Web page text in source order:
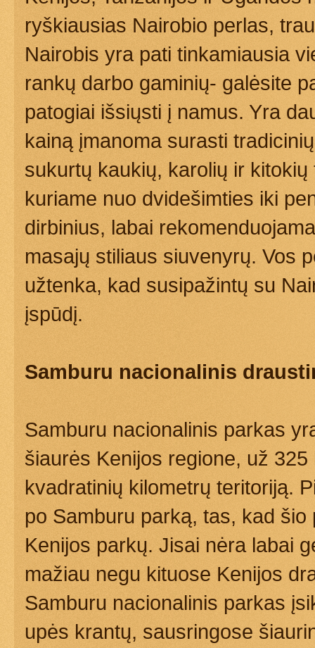
ryškiausias Nairobio perlas,
Nairobis yra pati tinkamiausia
rankų darbo gaminių- galėsite
patogiai išsiųsti į namus. Yra
kainą įmanoma surasti
sukurtų kaukių, karolių ir
kuriame nuo dvidešimties iki
dirbinius, labai
masajų stiliaus siuvenyrų. Vos
užtenka, kad susipažintų su
įspūdį.
Samburu nacionalinis
Samburu nacionalinis parkas
šiaurės Kenijos regione, už
kvadratinių kilometrų teritoriją.
po Samburu parką, tas, kad
Kenijos parkų. Jisai nėra labai
mažiau negu kituose Kenijos
Samburu nacionalinis parkas
upės krantų, sausringose